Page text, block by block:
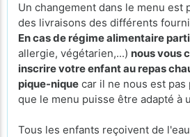
Un changement dans le menu est
des livraisons des différents
En cas de régime alimentaire
allergie, végétarien,...) nous vous
inscrire votre enfant au repas
pique-nique car il ne nous est
que le menu puisse être adapté à
Tous les enfants reçoivent de